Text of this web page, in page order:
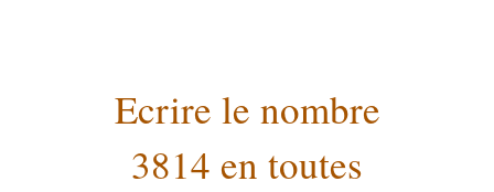
Ecrire le nombre
3814 en toutes